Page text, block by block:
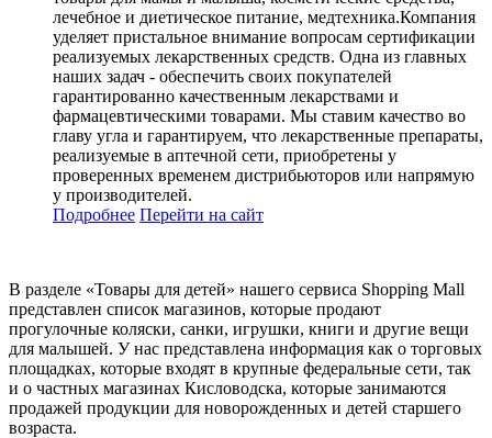
лечебное и диетическое питание, медтехника.Компания
уделяет пристальное внимание вопросам сертификации
реализуемых лекарственных средств. Одна из главных
наших задач - обеспечить своих покупателей
гарантированно качественным лекарствами и
фармацевтическими товарами. Мы ставим качество во
главу угла и гарантируем, что лекарственные препараты,
реализуемые в аптечной сети, приобретены у
проверенных временем дистрибьюторов или напрямую
у производителей.
Подробнее Перейти на сайт
В разделе «Товары для детей» нашего сервиса Shopping Mall
представлен список магазинов, которые продают
прогулочные коляски, санки, игрушки, книги и другие вещи
для малышей. У нас представлена информация как о торговых
площадках, которые входят в крупные федеральные сети, так
и о частных магазинах Кисловодска, которые занимаются
продажей продукции для новорожденных и детей старшего
возраста.